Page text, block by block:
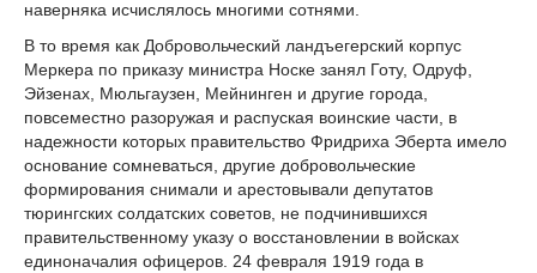
наверняка исчислялось многими сотнями.
В то время как Добровольческий ландъегерский корпус
Меркера по приказу министра Носке занял Готу, Одруф,
Эйзенах, Мюльгаузен, Мейнинген и другие города,
повсеместно разоружая и распуская воинские части, в
надежности которых правительство Фридриха Эберта имело
основание сомневаться, другие добровольческие
формирования снимали и арестовывали депутатов
тюрингских солдатских советов, не подчинившихся
правительственному указу о восстановлении в войсках
единоначалия офицеров. 24 февраля 1919 года в